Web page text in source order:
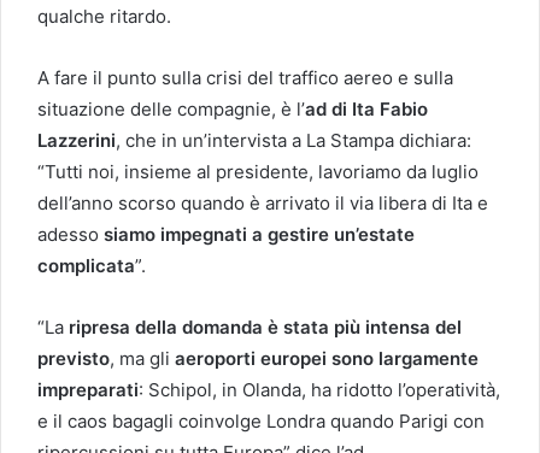
qualche ritardo.
A fare il punto sulla crisi del traffico aereo e sulla
situazione delle compagnie, è l’ad di Ita Fabio
Lazzerini, che in un’intervista a La Stampa dichiara:
“Tutti noi, insieme al presidente, lavoriamo da luglio
dell’anno scorso quando è arrivato il via libera di Ita e
adesso siamo impegnati a gestire un’estate
complicata”.
“La ripresa della domanda è stata più intensa del
previsto, ma gli aeroporti europei sono largamente
impreparati: Schipol, in Olanda, ha ridotto l’operatività,
e il caos bagagli coinvolge Londra quando Parigi con